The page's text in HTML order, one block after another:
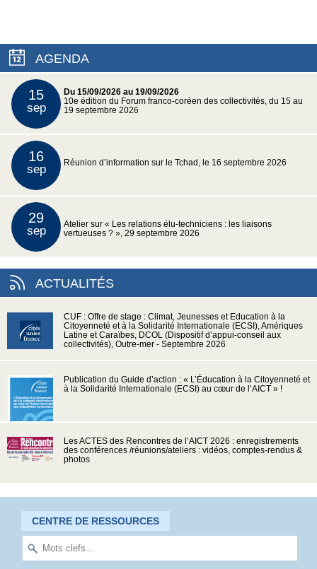
AGENDA
15
sep
Du 15/09/2026 au 19/09/2026
10e édition du Forum franco-coréen des collectivités, du 15 au
19 septembre 2026
16
sep Réunion d’information sur le Tchad, le 16 septembre 2026
29
sep
Atelier sur « Les relations élu-techniciens : les liaisons
vertueuses ? », 29 septembre 2026
ACTUALITÉS
CUF : Offre de stage : Climat, Jeunesses et Education à la
Citoyenneté et à la Solidarité Internationale (ECSI), Amériques
Latine et Caraïbes, DCOL (Dispositif d’appui-conseil aux
collectivités), Outre-mer - Septembre 2026
Publication du Guide d’action : « L’Éducation à la Citoyenneté et
à la Solidarité Internationale (ECSI) au cœur de l’AICT » !
Les ACTES des Rencontres de l’AICT 2026 : enregistrements
des conférences /réunions/ateliers : vidéos, comptes-rendus &
photos
CENTRE DE RESSOURCES